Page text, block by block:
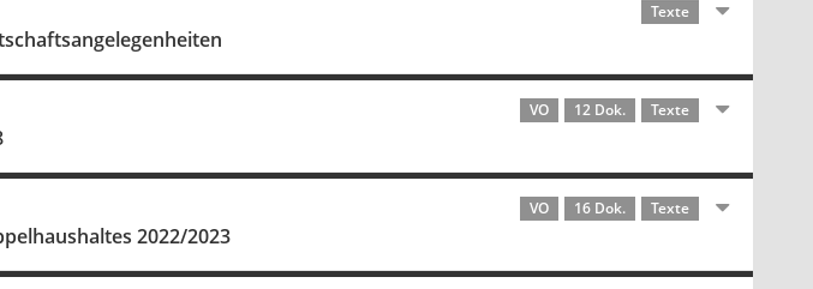
Texte
VO 12 Dok. Texte
VO 16 Dok. Texte
2022/2023